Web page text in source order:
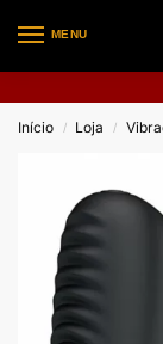
MENU
Início / Loja /